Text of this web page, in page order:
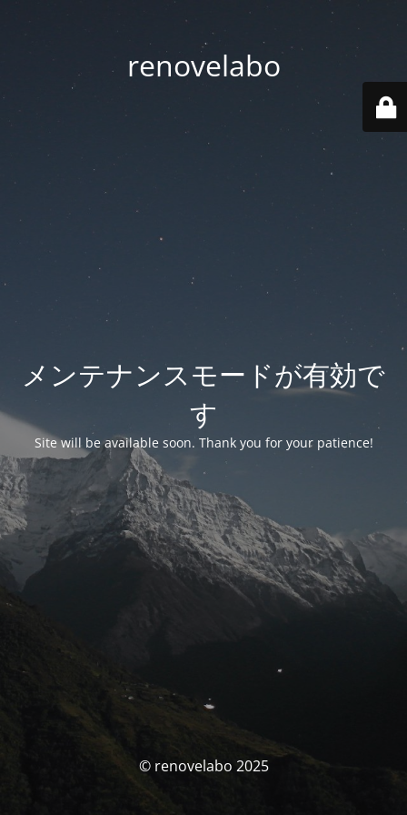
renovelabo
メンテナンスモードが有効で
す
Site will be available soon. Thank you for your patience!
© renovelabo 2025